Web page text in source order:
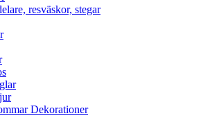
resväskor, stegar
Dekorationer